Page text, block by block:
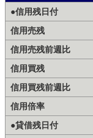
●信用残日付
信用売残
信用売残前週比
信用買残
信用買残前週比
信用倍率
●貸借残日付